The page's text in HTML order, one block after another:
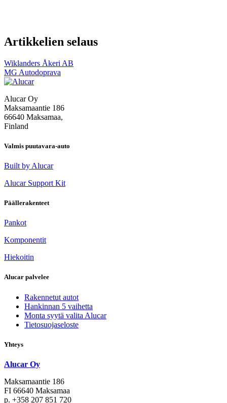
Artikkelien selaus
Wiklanders Åkeri AB
MG Autodoprava
Alucar Oy
Maksamaantie 186
66640 Maksamaa,
Finland
Valmis puutavara-auto
Built by Alucar
Alucar Support Kit
Päällerakenteet
Pankot
Komponentit
Hiekoitin
Alucar palvelee
Rakennetut autot
Hankinnan 5 vaihetta
Monta syytä valita Alucar
Tietosuojaseloste
Yhteys
Alucar Oy
Maksamaantie 186
FI 66640 Maksamaa
p. +358 207 851 720